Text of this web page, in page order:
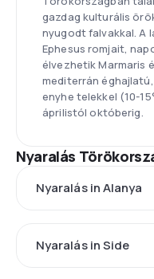
gazdag kulturális
nyugodt falvakkal.
Ephesus romjait,
élvezhetik Marmaris
mediterrán
enyhe telekkel (10-
áprilistól októberig.
Nyaralás
Nyaralás in Alanya
Nyaralás in Side